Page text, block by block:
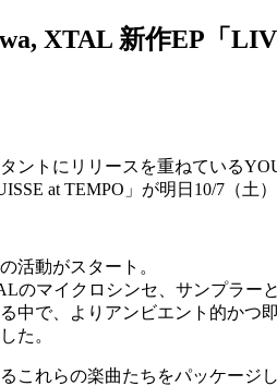
XTAL 新作EP「
ントにリリースを重ねている
at TEMPO」が明日10/7（土
活動がスタート。
のマイクロシンセ、サンプラ
中で、よりアンビエント的かつ
た。
これらの楽曲たちをパッケージ